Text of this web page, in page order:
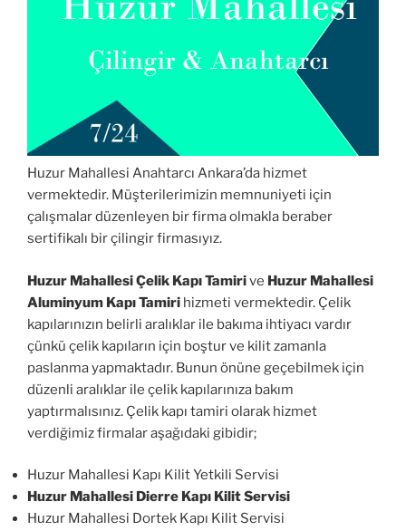
Huzur Mahallesi Anahtarcı Ankara’da hizmet
vermektedir. Müşterilerimizin memnuniyeti için
çalışmalar düzenleyen bir firma olmakla beraber
sertifikalı bir çilingir firmasıyız.
Huzur Mahallesi Çelik Kapı Tamirive Huzur Mahallesi
Aluminyum Kapı Tamiri hizmeti vermektedir. Çelik
kapılarınızın belirli aralıklar ile bakıma ihtiyacı vardır
çünkü çelik kapıların için boştur ve kilit zamanla
paslanma yapmaktadır. Bunun önüne geçebilmek için
düzenli aralıklar ile çelik kapılarınıza bakım
yaptırmalısınız. Çelik kapı tamiri olarak hizmet
verdiğimiz firmalar aşağıdaki gibidir;
Huzur Mahallesi Kapı Kilit Yetkili Servisi
Huzur Mahallesi Dierre Kapı Kilit Servisi
Huzur Mahallesi Dortek Kapı Kilit Servisi